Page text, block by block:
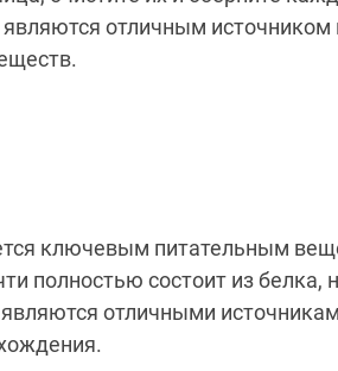
отличным источником
ключевым питательным
полностью состоит из белка,
отличными
.